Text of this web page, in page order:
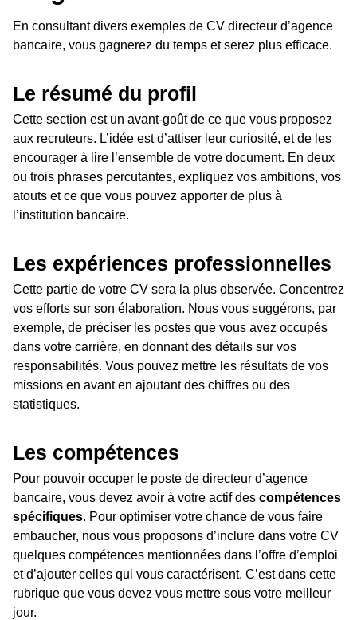
En consultant divers exemples de CV directeur d’agence
bancaire, vous gagnerez du temps et serez plus efficace.
Le résumé du profil
Cette section est un avant-goût de ce que vous proposez
aux recruteurs. L’idée est d’attiser leur curiosité, et de les
encourager à lire l’ensemble de votre document. En deux
ou trois phrases percutantes, expliquez vos ambitions, vos
atouts et ce que vous pouvez apporter de plus à
l’institution bancaire.
Les expériences professionnelles
Cette partie de votre CV sera la plus observée. Concentrez
vos efforts sur son élaboration. Nous vous suggérons, par
exemple, de préciser les postes que vous avez occupés
dans votre carrière, en donnant des détails sur vos
responsabilités. Vous pouvez mettre les résultats de vos
missions en avant en ajoutant des chiffres ou des
statistiques.
Les compétences
Pour pouvoir occuper le poste de directeur d’agence
bancaire, vous devez avoir à votre actif des compétences
spécifiques. Pour optimiser votre chance de vous faire
embaucher, nous vous proposons d’inclure dans votre CV
quelques compétences mentionnées dans l’offre d’emploi
et d’ajouter celles qui vous caractérisent. C’est dans cette
rubrique que vous devez vous mettre sous votre meilleur
jour.